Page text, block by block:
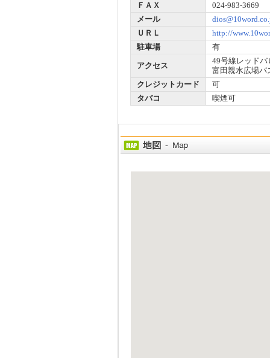
ＦＡＸ
024-983-3669
メール
ＵＲＬ
http://
駐車場
有
アクセス
49号線レッド
富田親水広場バ
クレジットカード
可
タバコ
喫煙可